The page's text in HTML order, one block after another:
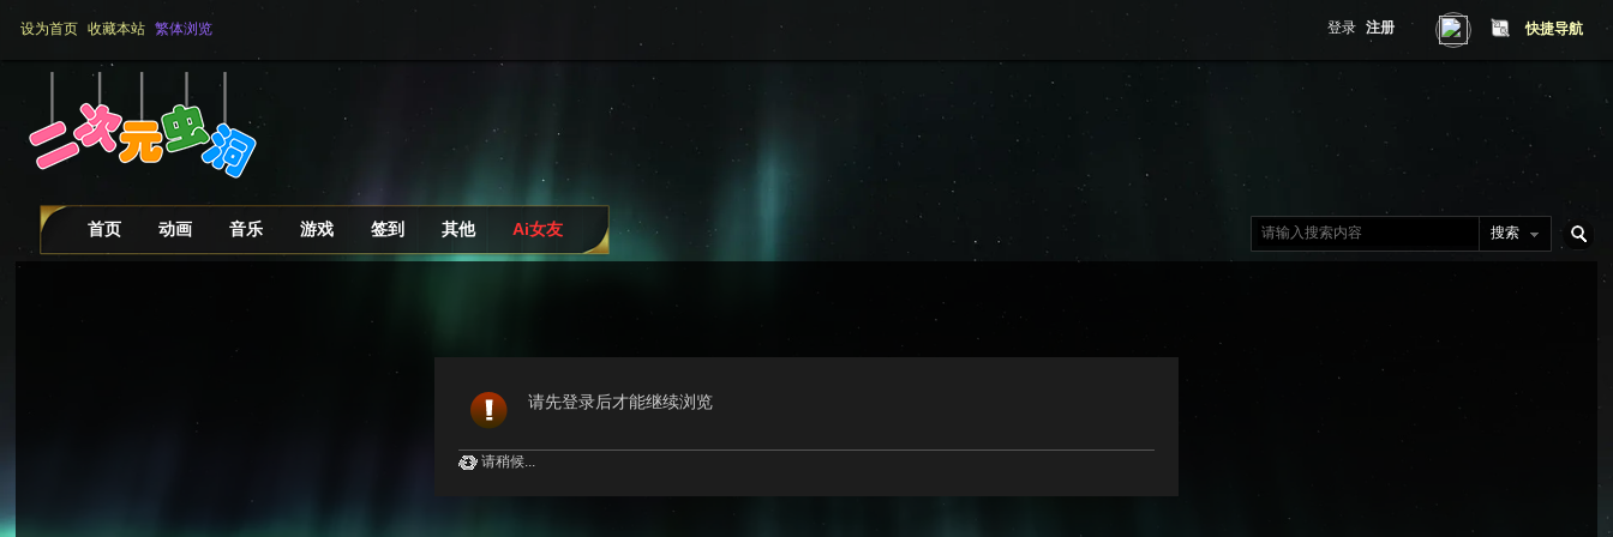
设为首页 收藏本站 繁体浏览 快捷导航
登录 注册
搜索
首页 动画 音乐 游戏 签到 其他 Ai女友
请先登录后才能继续浏览
请稍候...